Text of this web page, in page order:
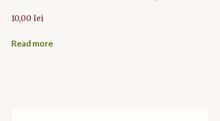
10,00 lei
Read more